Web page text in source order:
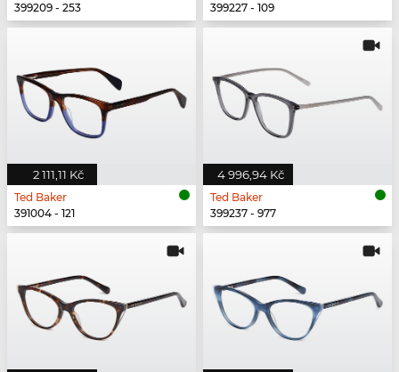
399209 - 253
399227 - 109
2 111,11 Kč
Ted Baker
391004 - 121
4 996,94 Kč
Ted Baker
399237 - 977